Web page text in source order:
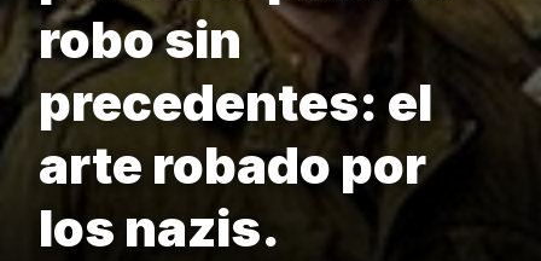
robo sin
precedentes: el
arte robado por
los nazis.